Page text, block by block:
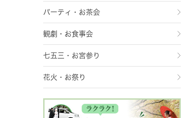
パーティ・お茶会
観劇・お食事会
七五三・お宮参り
花火・お祭り